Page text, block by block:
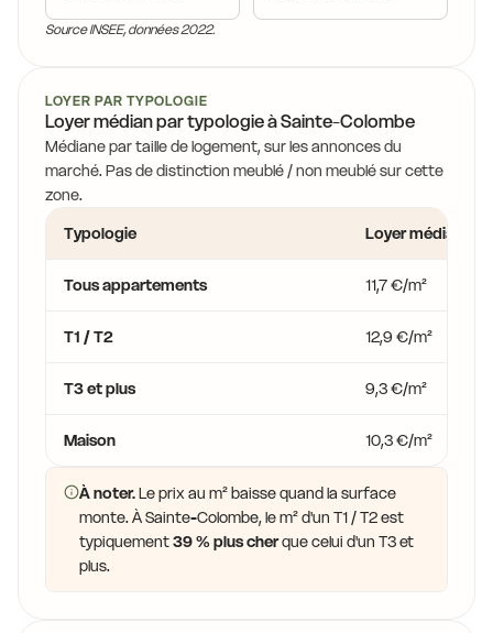
Source INSEE, données 2022.
LOYER PAR TYPOLOGIE
Loyer médian par typologie à Sainte-Colombe
Médiane par taille de logement, sur les annonces du
marché. Pas de distinction meublé / non meublé sur cette
zone.
Typologie
Loyer médian
Tous appartements 11,7 €/m²
T1 / T2 12,9 €/m²
T3 et plus 9,3 €/m²
Maison 10,3 €/m²
À noter.Le prix au m² baisse quand la surface
monte. À Sainte-Colombe, le m² d'un T1 / T2 est
typiquement39 % plus cherque celui d'un T3 et
plus.